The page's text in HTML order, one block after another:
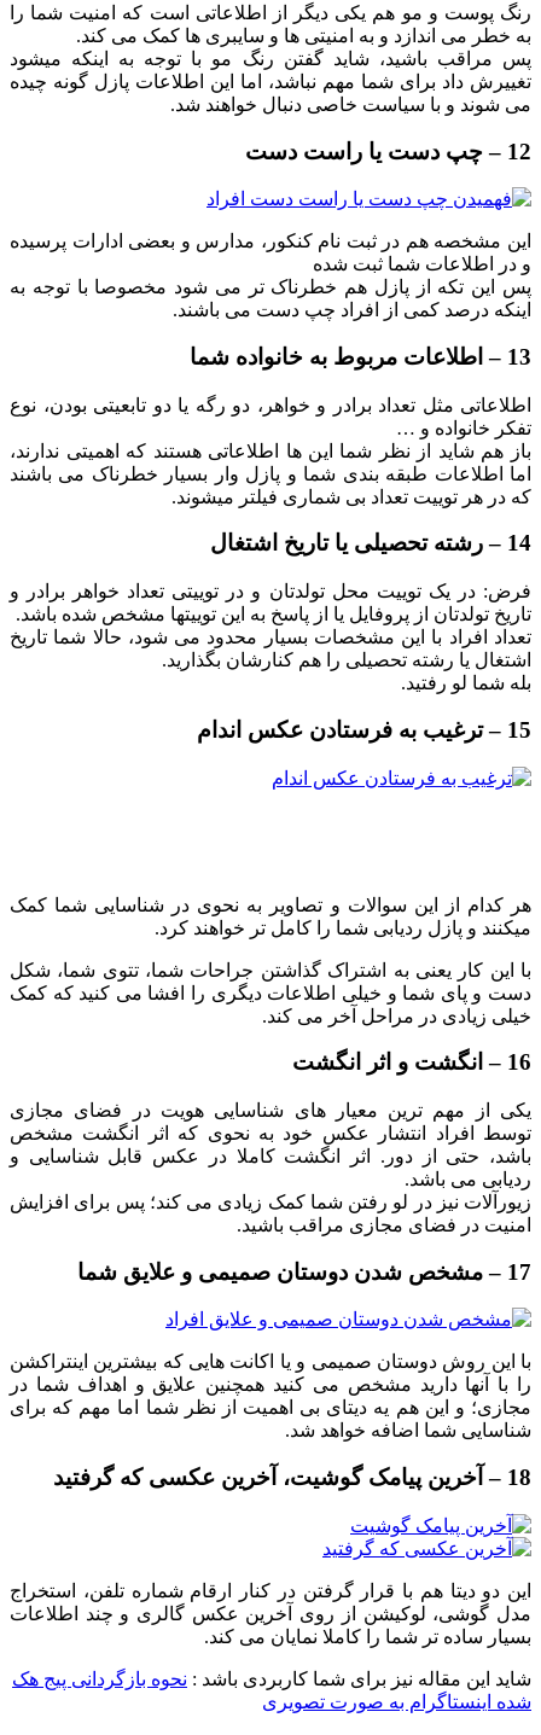
رنگ پوست و مو هم یکی دیگر از اطلاعاتی است که امنیت شما را
به خطر می اندازد و به امنیتی ها و سایبری ها کمک می کند.
پس مراقب باشید، شاید گفتن رنگ مو با توجه به اینکه میشود
تغییرش داد برای شما مهم نباشد، اما این اطلاعات پازل گونه چیده
می شوند و با سیاست خاصی دنبال خواهند شد.
12 – چپ دست یا راست دست
این مشخصه هم در ثبت نام کنکور، مدارس و بعضی ادارات پرسیده
و در اطلاعات شما ثبت شده
پس این تکه از پازل هم خطرناک تر می شود مخصوصا با توجه به
اینکه درصد کمی از افراد چپ دست می باشند.
13 – اطلاعات مربوط به خانواده شما
اطلاعاتی مثل تعداد برادر و خواهر، دو رگه یا دو تابعیتی بودن، نوع
تفکر خانواده و …
باز هم شاید از نظر شما این ها اطلاعاتی هستند که اهمیتی ندارند،
اما اطلاعات طبقه بندی شما و پازل وار بسیار خطرناک می باشند
که در هر توییت تعداد بی شماری فیلتر میشوند.
14 – رشته تحصیلی یا تاریخ اشتغال
فرض: در یک توییت محل تولدتان و در توییتی تعداد خواهر برادر و
تاریخ تولدتان از پروفایل یا از پاسخ به این توییتها مشخص شده باشد.
تعداد افراد با این مشخصات بسیار محدود می شود، حالا شما تاریخ
اشتغال یا رشته تحصیلی را هم کنارشان بگذارید.
بله شما لو رفتید.
15 – ترغیب به فرستادن عکس اندام
هر کدام از این سوالات و تصاویر به نحوی در شناسایی شما کمک
میکنند و پازل ردیابی شما را کامل تر خواهند کرد.
با این کار یعنی به اشتراک گذاشتن جراحات شما، تتوی شما، شکل
دست و پای شما و خیلی اطلاعات دیگری را افشا می کنید که کمک
خیلی زیادی در مراحل آخر می کند.
16 – انگشت و اثر انگشت
یکی از مهم ترین معیار های شناسایی هویت در فضای مجازی
توسط افراد انتشار عکس خود به نحوی که اثر انگشت مشخص
باشد، حتی از دور. اثر انگشت کاملا در عکس قابل شناسایی و
ردیابی می باشد.
زیورآلات نیز در لو رفتن شما کمک زیادی می کند؛ پس برای افزایش
امنیت در فضای مجازی مراقب باشید.
17 – مشخص شدن دوستان صمیمی و علایق شما
با این روش دوستان صمیمی و یا اکانت هایی که بیشترین اینتراکشن
را با آنها دارید مشخص می کنید همچنین علایق و اهداف شما در
مجازی؛ و این هم یه دیتای بی اهمیت از نظر شما اما مهم که برای
شناسایی شما اضافه خواهد شد.
18 – آخرین پیامک گوشیت، آخرین عکسی که گرفتید
این دو دیتا هم با قرار گرفتن در کنار ارقام شماره تلفن، استخراج
مدل گوشی، لوکیشن از روی آخرین عکس گالری و چند اطلاعات
بسیار ساده تر شما را کاملا نمایان می کند.
شاید این مقاله نیز برای شما کاربردی باشد : نحوه بازگردانی پیج هک
شده اینستاگرام به صورت تصویری